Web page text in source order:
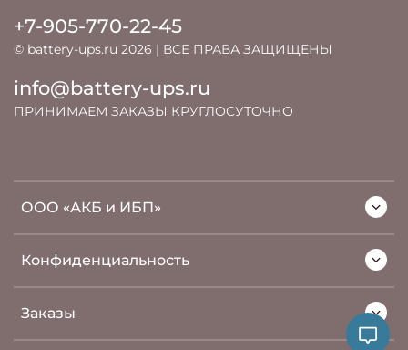
ООО «АКБ и ИБП»
Конфиденциальность
Заказы
+7-905-770-22-45
© battery-ups.ru 2026 | ВСЕ ПРАВА ЗАЩИЩЕНЫ
info@battery-ups.ru
ПРИНИМАЕМ ЗАКАЗЫ КРУГЛОСУТОЧНО